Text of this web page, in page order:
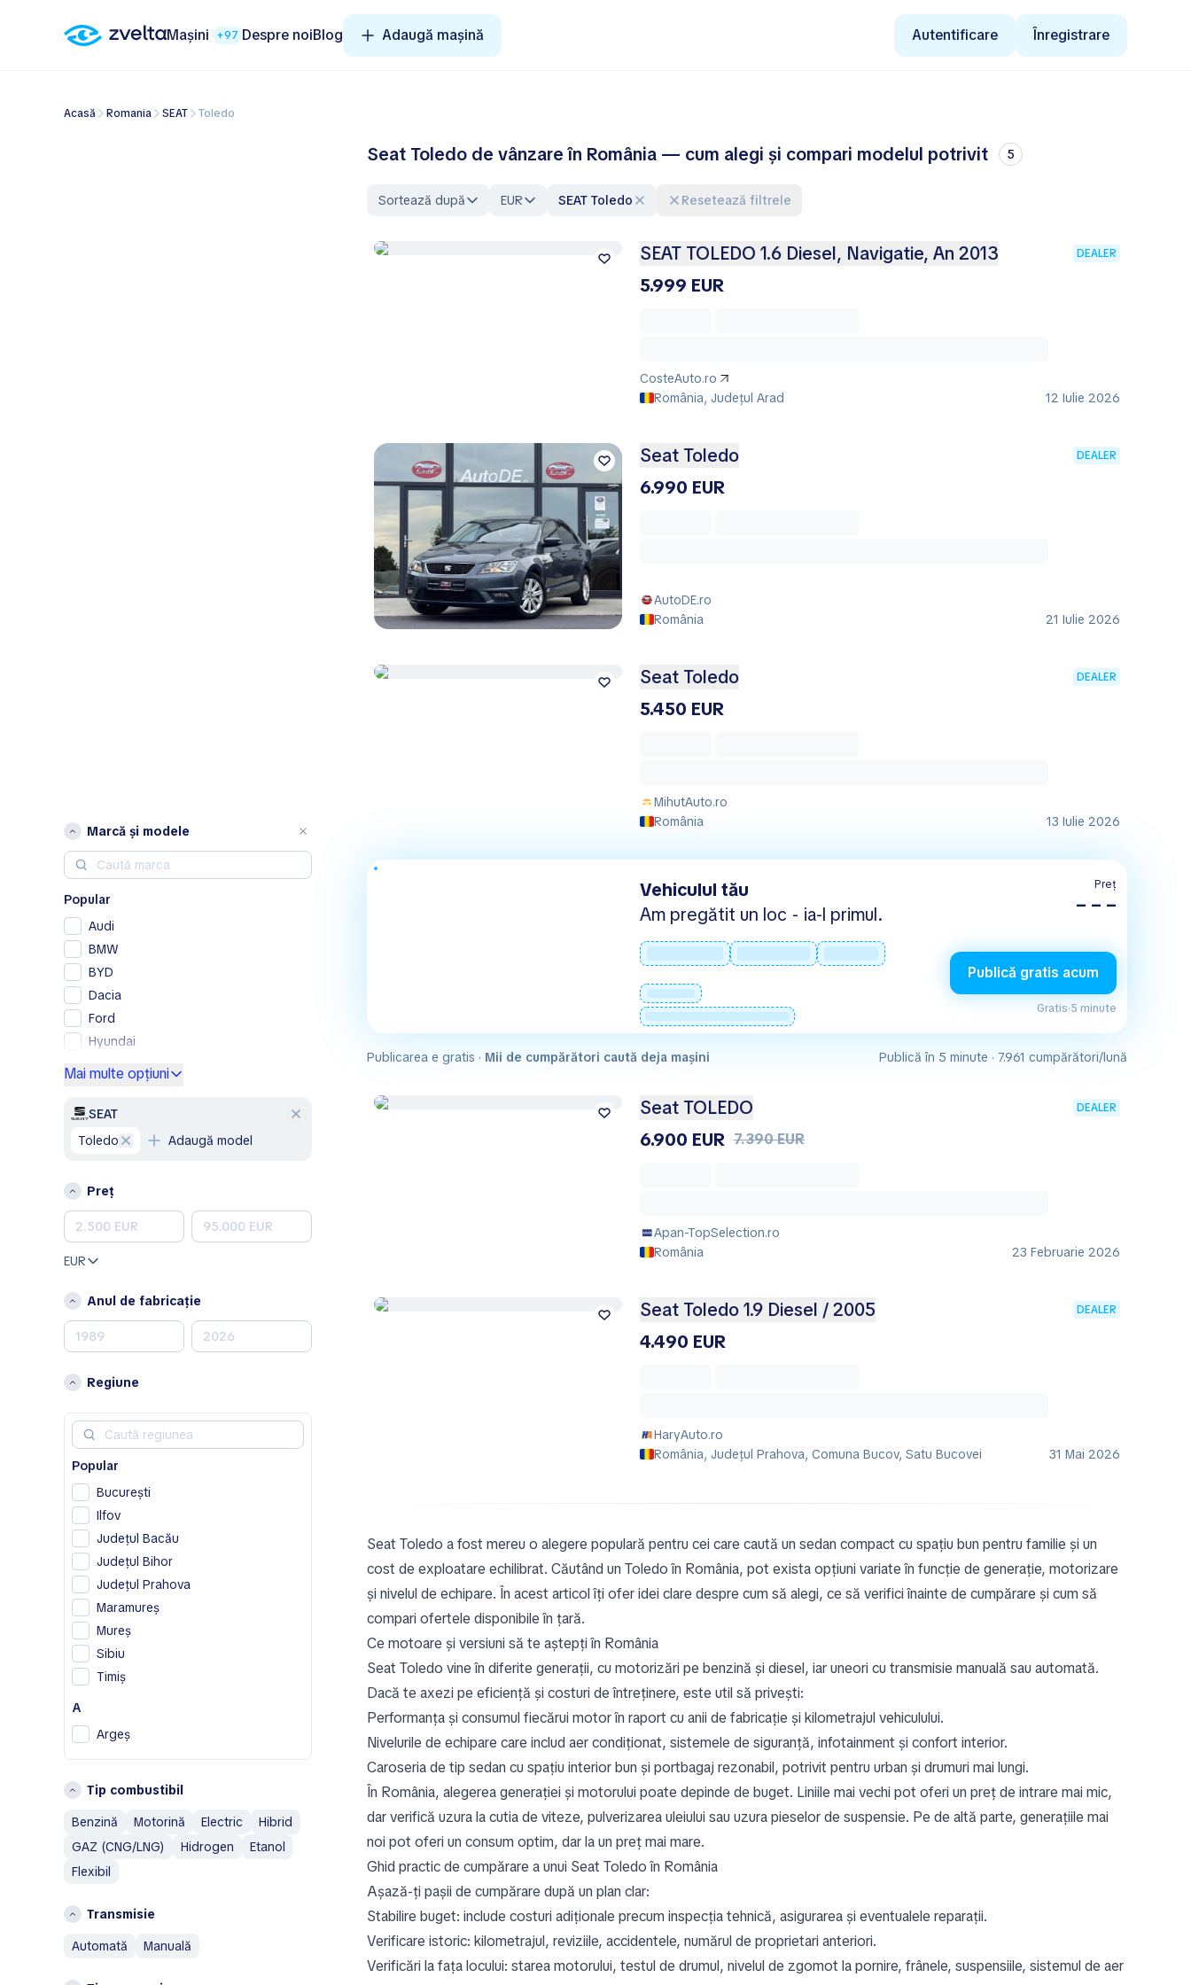
Mașini +97 Despre noiBlog Adaugă mașină Autentificare Înregistrare
Acasă Romania SEAT Toledo
Marcă și modele
Popular
Audi
BMW
BYD
Dacia
Ford
Hyundai
Mercedes-Benz
Peugeot
Renault
Volvo
A
Aixam
Aston Martin
C
Chevrolet
Chrysler
Citroen
Cupra
D
Dodge
DS
Ferrari
Fiat
G
Genesis
H
Honda
Hummer
Ineos
IVECO
Mai multe opțiuni
SEAT
Toledo
Adaugă model
Preț
EUR
Anul de fabricație
Regiune
Popular
București
Ilfov
Județul Bacău
Județul Bihor
Județul Prahova
Maramureș
Mureș
Sibiu
Timiș
A
Argeș
B
Bistrița-Năsăud
Brașov
C
Constanţa
G
Tip combustibil
Benzină
Motorină Electric
Hibrid
GAZ (CNG/LNG)
Hidrogen
Etanol
Flexibil
Transmisie
automată
manuală
Seat Toledo de vânzare în România — cum alegi și compari modelul potrivit 5
Sortează după EUR SEAT Toledo Resetează filtrele
SEAT TOLEDO 1.6 Diesel, Navigatie, An 2013 DEALER
5.999 EUR
CosteAuto.ro
România, Județul Arad
12 Iulie 2026
Seat Toledo DEALER
6.990 EUR
AutoDE.ro
România
21 Iulie 2026
Seat Toledo DEALER
5.450 EUR
MihutAuto.ro
România
13 Iulie 2026
Vehiculul tău
Am pregătit un loc - ia-l primul.
Preț
– – –
Publică gratis acum
Gratis·5 minute
Publicarea e gratis · Mii de cumpărători caută deja mașini Publică în 5 minute · 7.961 cumpărători/lună
Seat TOLEDO DEALER
6.900 EUR 7.390 EUR
Apan-TopSelection.ro
România
23 Februarie 2026
Seat Toledo 1.9 Diesel / 2005 DEALER
4.490 EUR
HaryAuto.ro
România, Județul Prahova, Comuna Bucov, Satu Bucovei
31 Mai 2026
Seat Toledo a fost mereu o alegere populară pentru cei care caută un sedan compact cu spațiu bun pentru familie și un
cost de exploatare echilibrat. Căutând un Toledo în România, pot exista opțiuni variate în funcție de generație, motorizare
și nivelul de echipare. În acest articol îți ofer idei clare despre cum să alegi, ce să verifici înainte de cumpărare și cum să
compari ofertele disponibile în țară.
Ce motoare și versiuni să te aștepți în România
Seat Toledo vine în diferite generații, cu motorizări pe benzină și diesel, iar uneori cu transmisie manuală sau automată.
Dacă te axezi pe eficiență și costuri de întreținere, este util să privești:
Performanța și consumul fiecărui motor în raport cu anii de fabricație și kilometrajul vehiculului.
Nivelurile de echipare care includ aer condiționat, sistemele de siguranță, infotainment și confort interior.
Caroseria de tip sedan cu spațiu interior bun și portbagaj rezonabil, potrivit pentru urban și drumuri mai lungi.
În România, alegerea generației și motorului poate depinde de buget. Liniile mai vechi pot oferi un preț de intrare mai mic,
dar verifică uzura la cutia de viteze, pulverizarea uleiului sau uzura pieselor de suspensie. Pe de altă parte, generațiile mai
noi pot oferi un consum optim, dar la un preț mai mare.
Ghid practic de cumpărare a unui Seat Toledo în România
Așază-ți pașii de cumpărare după un plan clar:
Stabilire buget: include costuri adiționale precum inspecția tehnică, asigurarea și eventualele reparații.
Verificare istoric: kilometrajul, reviziile, accidentele, numărul de proprietari anteriori.
Verificări la fața locului: starea motorului, testul de drumul, nivelul de zgomot la pornire, frânele, suspensiile, sistemul de aer